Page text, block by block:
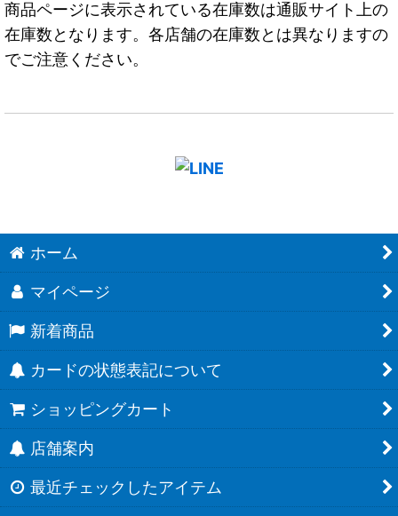
商品ページに表示されている在庫数は通販サイト上の
在庫数となります。各店舗の在庫数とは異なりますの
でご注意ください。
ホーム
マイページ
新着商品
カードの状態表記について
ショッピングカート
店舗案内
最近チェックしたアイテム